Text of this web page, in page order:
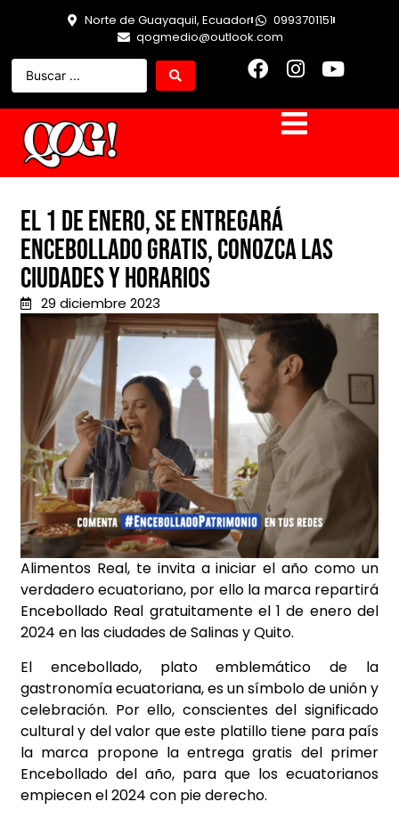
Norte de Guayaquil, Ecuador
0993701151
qogmedio@outlook.com
El 1 de enero, se entregará
encebollado gratis, conozca las
ciudades y horarios
29 diciembre 2023
Alimentos Real, te invita a iniciar el año como un
verdadero ecuatoriano, por ello la marca repartirá
Encebollado Real gratuitamente el 1 de enero del
2024 en las ciudades de Salinas y Quito.
El encebollado, plato emblemático de la
gastronomía ecuatoriana, es un símbolo de unión y
celebración. Por ello, conscientes del significado
cultural y del valor que este platillo tiene para país
la marca propone la entrega gratis del primer
Encebollado del año, para que los ecuatorianos
empiecen el 2024 con pie derecho.